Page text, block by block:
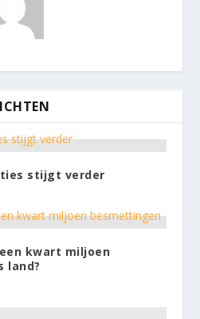
stijgt verder
kwart miljoen
land?